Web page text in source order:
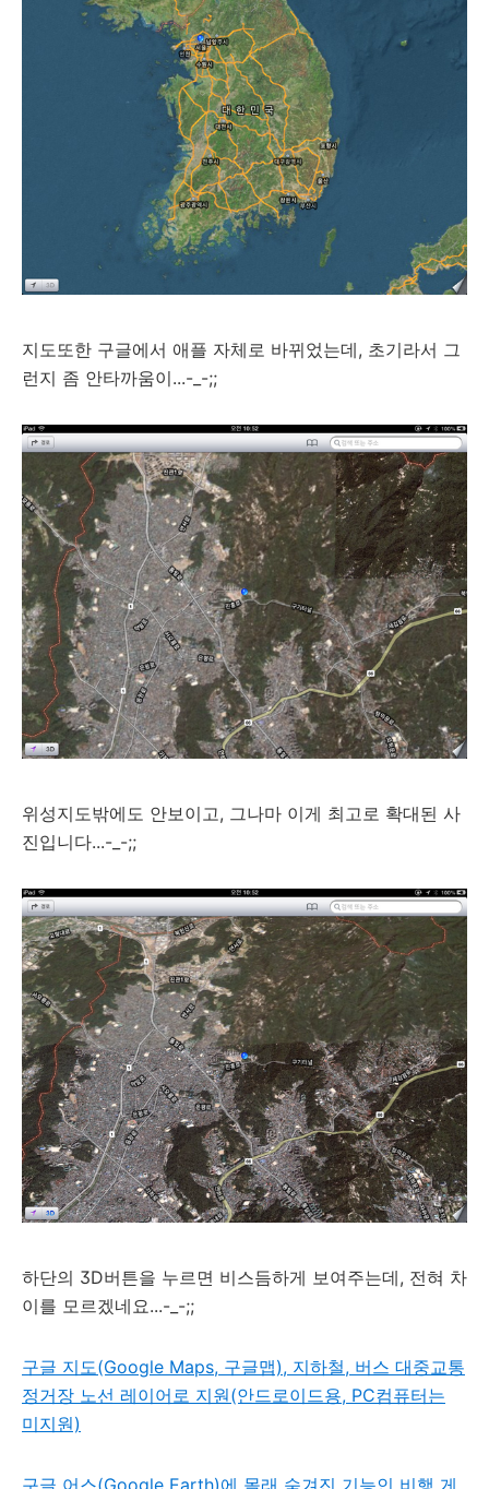
지도또한 구글에서 애플 자체로 바뀌었는데, 초기라서 그
런지 좀 안타까움이...-_-;;
위성지도밖에도 안보이고, 그나마 이게 최고로 확대된 사
진입니다...-_-;;
하단의 3D버튼을 누르면 비스듬하게 보여주는데, 전혀 차
이를 모르겠네요...-_-;;
구글 지도(Google Maps, 구글맵), 지하철, 버스 대중교통
정거장 노선 레이어로 지원(안드로이드용, PC컴퓨터는
미지원)
구글 어스(Google Earth)에 몰래 숨겨진 기능인 비행 게